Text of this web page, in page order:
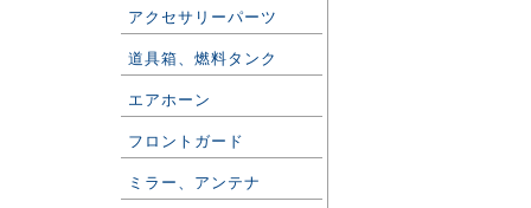
アクセサリーパーツ
道具箱、燃料タンク
エアホーン
フロントガード
ミラー、アンテナ